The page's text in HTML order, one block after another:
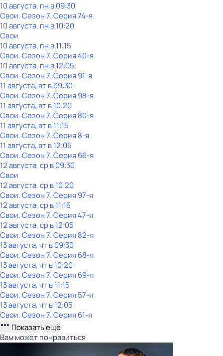
10 августа, пн в 09:30
Свои. Сезон 7. Серия 74-я
10 августа, пн в 10:20
Свои
10 августа, пн в 11:15
Свои. Сезон 7. Серия 40-я
10 августа, пн в 12:05
Свои. Сезон 7. Серия 91-я
11 августа, вт в 09:30
Свои. Сезон 7. Серия 98-я
11 августа, вт в 10:20
Свои. Сезон 7. Серия 80-я
11 августа, вт в 11:15
Свои. Сезон 7. Серия 8-я
11 августа, вт в 12:05
Свои. Сезон 7. Серия 66-я
12 августа, ср в 09:30
Свои
12 августа, ср в 10:20
Свои. Сезон 7. Серия 97-я
12 августа, ср в 11:15
Свои. Сезон 7. Серия 47-я
12 августа, ср в 12:05
Свои. Сезон 7. Серия 82-я
13 августа, чт в 09:30
Свои. Сезон 7. Серия 68-я
13 августа, чт в 10:20
Свои. Сезон 7. Серия 69-я
13 августа, чт в 11:15
Свои. Сезон 7. Серия 57-я
13 августа, чт в 12:05
Свои. Сезон 7. Серия 61-я
Показать ещё
Вам может понравиться